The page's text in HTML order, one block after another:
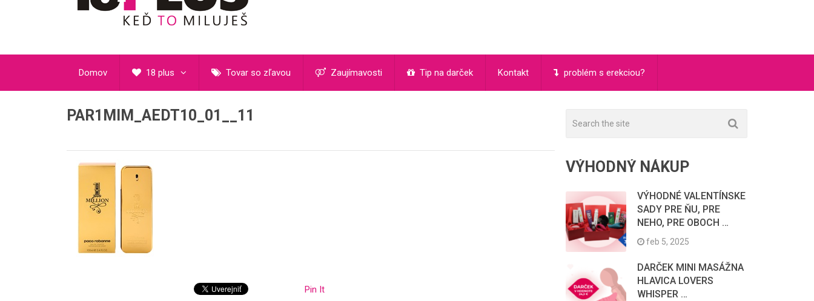
Domov 18 plus Tovar so zľavou Zaujímavosti Tip na darček Kontakt problém s erekciou?
PAR1MIM_AEDT10_01__11
Pin It
VÝHODNÝ NÁKUP
VÝHODNÉ VALENTÍNSKE
SADY PRE ŇU, PRE
NEHO, PRE OBOCH …
feb 5, 2025
DARČEK MINI MASÁŽNA
HLAVICA LOVERS
WHISPER …